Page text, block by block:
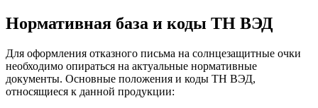
Нормативная база и коды ТН ВЭД
Для оформления отказного письма на солнцезащитные очки
необходимо опираться на актуальные нормативные
документы. Основные положения и коды ТН ВЭД,
относящиеся к данной продукции: